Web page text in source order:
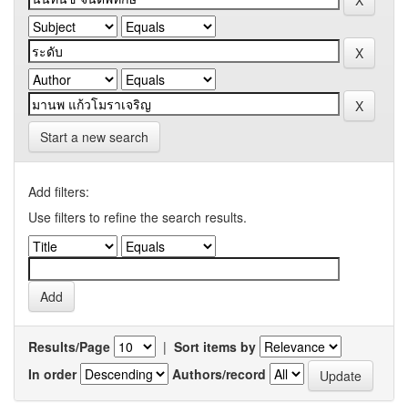
Start a new search
Add filters:
Use filters to refine the search results.
Results/Page | Sort items by
In order
Authors/record